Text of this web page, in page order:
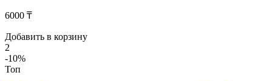
6000 ₸
Добавить в корзину
2
-10%
Топ